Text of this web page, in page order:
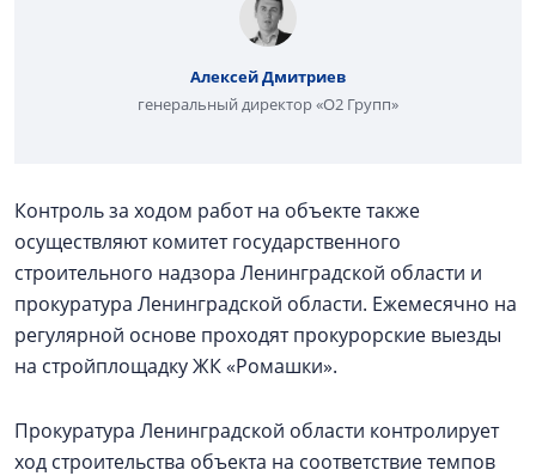
Алексей Дмитриев
генеральный директор «О2 Групп»
Контроль за ходом работ на объекте также
осуществляют комитет государственного
строительного надзора Ленинградской области и
прокуратура Ленинградской области. Ежемесячно на
регулярной основе проходят прокурорские выезды
на стройплощадку ЖК «Ромашки».
Прокуратура Ленинградской области контролирует
ход строительства объекта на соответствие темпов